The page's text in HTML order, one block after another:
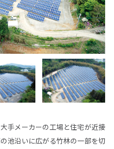
省エネ事業
グリーン電力事業
CS事業
海外事業
工実績
ュース
IRカレンダー
決算短信
株式情報
電子公告
手メーカーの工場と住宅が近接
池沿いに広がる竹林の一部を切